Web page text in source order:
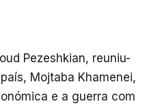
Pezeshkian, reuniu-
Mojtaba Khamenei,
e a guerra com